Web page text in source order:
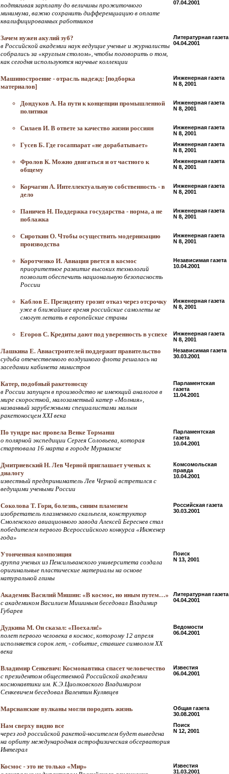
подтягивая зарплату до величины прожиточного
минимума, важно сохранить дифференциацию в оплате
квалифицированных работников
07.04.2001
Зачем нужен акулий зуб?
в Российской академии наук ведущие ученые и журналисты
собрались за «круглым столом», чтобы поговорить о том,
как сегодня используются научные коллекции
Литературная газета
04.04.2001
Машиностроение - отрасль надежд: [подборка
материалов]
Инженерная газета
N 8, 2001
Дондуков А. На пути к концепции промышленной
политики
Инженерная газета
N 8, 2001
Силаев И. В ответе за качество жизни россиян
Инженерная газета
N 8, 2001
Гусев Б. Где госаппарат «не дорабатывает»
Инженерная газета
N 8, 2001
Фролов К. Можно двигаться и от частного к
общему
Инженерная газета
N 8, 2001
Корчагин А. Интеллектуальную собственность - в
дело
Инженерная газета
N 8, 2001
Паничев Н. Поддержка государства - норма, а не
поблажка
Инженерная газета
N 8, 2001
Сироткин О. Чтобы осуществить модернизацию
производства
Инженерная газета
N 8, 2001
Коротченко И. Авиация рвется в космос
приоритетное развитие высоких технологий
позволит обеспечить национальную безопасность
России
Независимая газета
10.04.2001
Каблов Е. Президенту грозит отказ через отсрочку
уже в ближайшее время российские самолеты не
смогут летать в европейские страны
Инженерная газета
N 8, 2001
Егоров С. Кредиты дают под уверенность в успехе
Инженерная газета
N 8, 2001
Лашкина Е. Авиастроителей поддержит правительство
судьба отечественного воздушного флота решалась на
заседании кабинета министров
Независимая газета
30.03.2001
Катер, подобный ракетоносцу
в России запущен в производство не имеющий аналогов в
мире скоростной, малозаметный катер «Молния»,
названный зарубежными специалистами малым
ракетоносцем ХХI века
Парламентская
газета
11.04.2001
По тундре нас провела Венке Торманш
о полярной экспедиции Сергея Соловьева, которая
стартовала 16 марта в городе Мурманске
Парламентская
газета
10.04.2001
Дмитриевский Н. Лев Черной приглашает ученых к
диалогу
известный предприниматель Лев Черной встретился с
ведущими учеными России
Комсомольская
правда
10.04.2001
Соколова Т. Гори, болезнь, синим пламенем
изобретатель плазменного скальпеля, конструктор
Смоленского авиационного завода Алексей Береснев стал
победителем первого Всероссийского конкурса «Инженер
года»
Российская газета
30.03.2001
Утонченная композиция
группа ученых из Пенсильванского университета создала
оригинальные пластические материалы на основе
натуральной глины
Поиск
N 13, 2001
Академик Василий Мишин: «В космос, но иным путем…»
с академиком Василием Мишиным беседовал Владимир
Губарев
Литературная газета
04.04.2001
Дудкина М. Он сказал: «Поехали!»
полет первого человека в космос, которому 12 апреля
исполняется сорок лет, - событие, ставшее символом ХХ
века
Ведомости
06.04.2001
Владимир Сенкевич: Космонавтика спасет человечество
с президентом общественной Российской академии
космонавтики им. К.Э.Циолковского Владимиром
Сенкевичем беседовал Валентин Кулявцев
Известия
06.04.2001
Марсианские вулканы могли породить жизнь
Общая газета
30.08.2001
Нам сверху видно все
через год российской ракетой-носителем будет выведена
на орбиту международная астрофизическая обсерватория
Интеграл
Поиск
N 12, 2001
Космос - это не только «Мир»
Известия
31.03.2001